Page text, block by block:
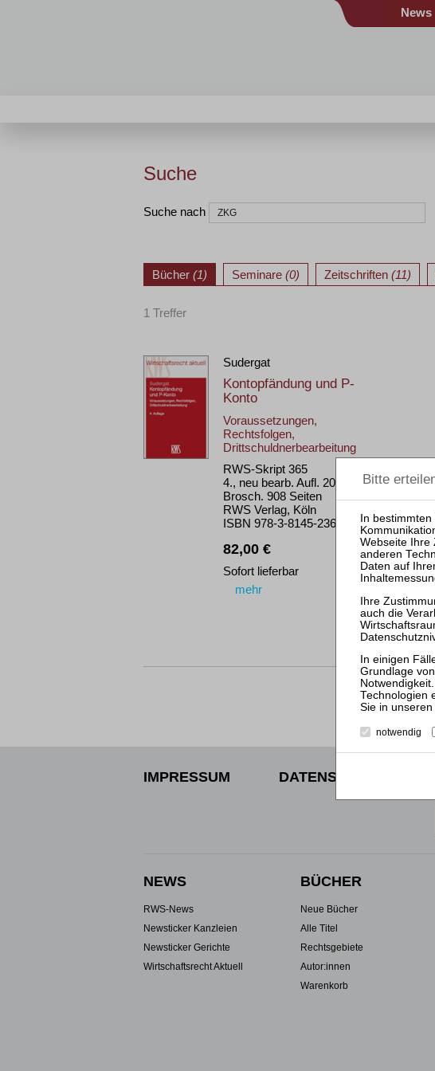
News
Suche
Suche nach
Bücher (1) Seminare (0) Zeitschriften (11)
1 Treffer
Sudergat
Kontopfändung und P-
Konto
Voraussetzungen,
Rechtsfolgen,
Drittschuldnerbearbeitung
RWS-Skript 365
4., neu bearb. Aufl. 2022
Brosch. 908 Seiten
RWS Verlag, Köln
ISBN 978-3-8145-2365-1
82,00 €
Sofort lieferbar
mehr
IMPRESSUM DATENSCHUTZ
NEWS
RWS-News
Newsticker Kanzleien
Newsticker Gerichte
Wirtschaftsrecht Aktuell
BÜCHER
Neue Bücher
Alle Titel
Rechtsgebiete
Autor:innen
Warenkorb
notwendig